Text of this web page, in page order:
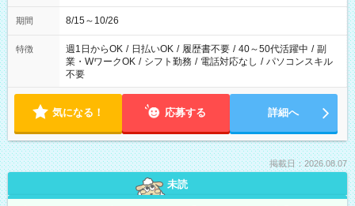
期間 8/15～10/26
特徴 週1日からOK / 日払いOK / 履歴書不要 / 40～50代活躍中 / 副
業・WワークOK / シフト勤務 / 電話対応なし / パソコンスキル
不要
気になる！ 応募する 詳細へ
掲載日：2026.08.07
未読